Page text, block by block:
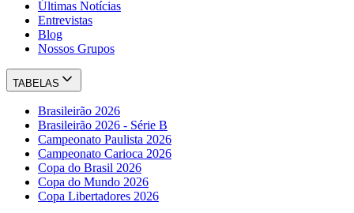
Últimas Notícias
Entrevistas
Blog
Nossos Grupos
TABELAS
Brasileirão 2026
Brasileirão 2026 - Série B
Campeonato Paulista 2026
Campeonato Carioca 2026
Copa do Brasil 2026
Copa do Mundo 2026
Copa Libertadores 2026